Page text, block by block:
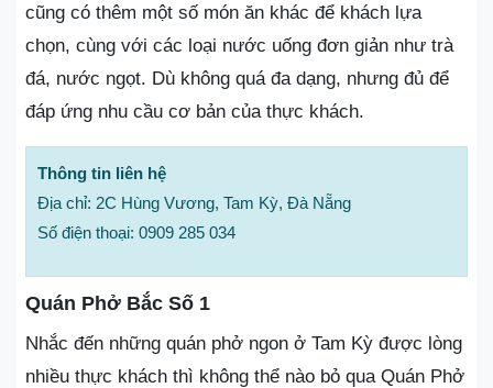
cũng có thêm một số món ăn khác để khách lựa
chọn, cùng với các loại nước uống đơn giản như trà
đá, nước ngọt. Dù không quá đa dạng, nhưng đủ để
đáp ứng nhu cầu cơ bản của thực khách.
Thông tin liên hệ
Địa chỉ: 2C Hùng Vương, Tam Kỳ, Đà Nẵng
Số điện thoại: 0909 285 034
Quán Phở Bắc Số 1
Nhắc đến những quán phở ngon ở Tam Kỳ được lòng
nhiều thực khách thì không thể nào bỏ qua Quán Phở